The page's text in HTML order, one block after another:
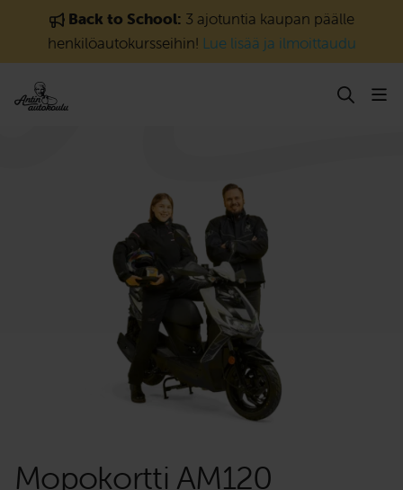
Siirry sisältöönBack to School: 3 ajotuntia kaupan päälle
henkilöautokursseihin! Lue lisää ja ilmoittaudu
Mopokortti AM120